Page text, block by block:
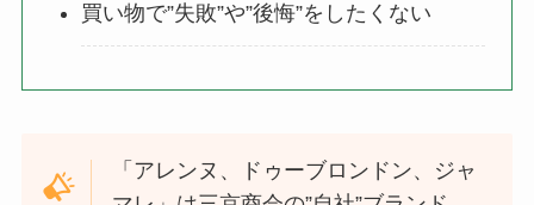
買い物で”失敗”や”後悔”をしたくない
「アレンヌ、ドゥーブロンドン、ジャ